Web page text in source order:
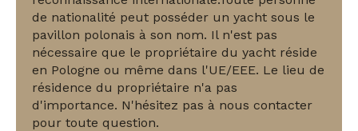
de nationalité peut posséder un yacht sous le
pavillon polonais à son nom. Il n'est pas
nécessaire que le propriétaire du yacht réside
en Pologne ou même dans l'UE/EEE. Le lieu de
résidence du propriétaire n'a pas
d'importance. N'hésitez pas à nous contacter
pour toute question.